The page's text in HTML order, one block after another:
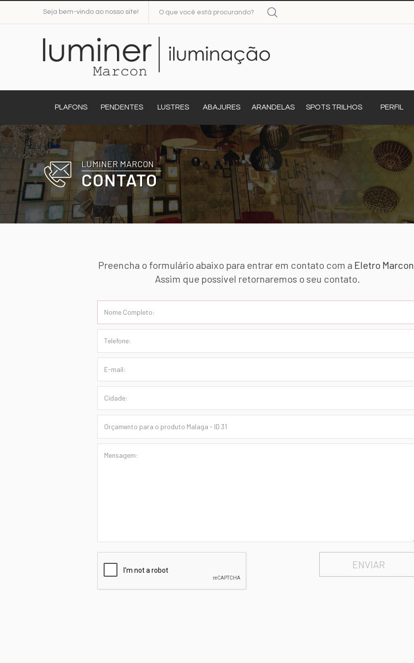
Seja bem-vindo ao nosso site!
PLAFONS PENDENTES LUSTRES ABAJURES ARANDELAS SPOTS TRILHOS PERFIL
LUMINER MARCON
CONTATO
Preencha o formulário abaixo para entrar em contato com a Eletro Marcon
Assim que possível retornaremos o seu contato.
ENVIAR